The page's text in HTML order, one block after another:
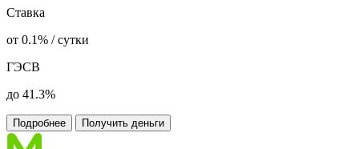
Ставка
от 0.1% / сутки
ГЭСВ
до 41.3%
Подробнее Получить деньги